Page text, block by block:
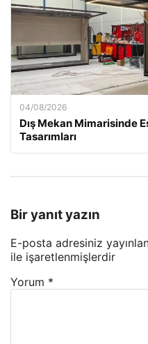
04/08/2026
Dış Mekan Mimarisinde
Tasarımları
Bir yanıt yazın
E-posta adresiniz
ile işaretlenmişlerdir
Yorum *